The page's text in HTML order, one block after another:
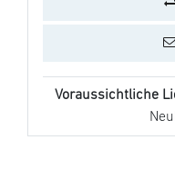
Voraussichtliche